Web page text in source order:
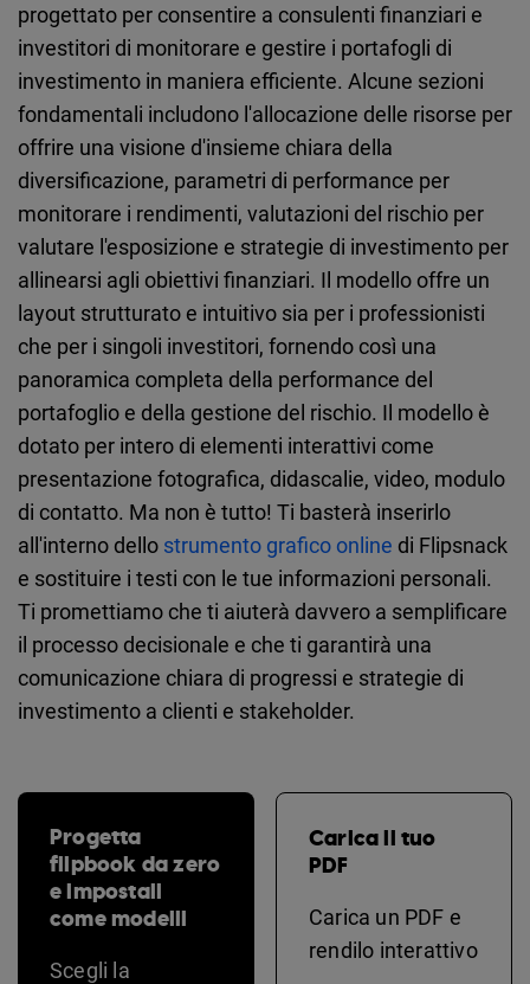
progettato per consentire a consulenti finanziari e
investitori di monitorare e gestire i portafogli di
investimento in maniera efficiente. Alcune sezioni
fondamentali includono l'allocazione delle risorse per
offrire una visione d'insieme chiara della
diversificazione, parametri di performance per
monitorare i rendimenti, valutazioni del rischio per
valutare l'esposizione e strategie di investimento per
allinearsi agli obiettivi finanziari. Il modello offre un
layout strutturato e intuitivo sia per i professionisti
che per i singoli investitori, fornendo così una
panoramica completa della performance del
portafoglio e della gestione del rischio. Il modello è
dotato per intero di elementi interattivi come
presentazione fotografica, didascalie, video, modulo
di contatto. Ma non è tutto! Ti basterà inserirlo
all'interno dello strumento grafico online di Flipsnack
e sostituire i testi con le tue informazioni personali.
Ti promettiamo che ti aiuterà davvero a semplificare
il processo decisionale e che ti garantirà una
comunicazione chiara di progressi e strategie di
investimento a clienti e stakeholder.
Progetta
flipbook da zero
e impostali
come modelli
Scegli la
Carica il tuo
PDF
Carica un PDF e
rendilo interattivo